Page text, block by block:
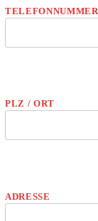
TELEFONNUMMER
PLZ / ORT
ADRESSE